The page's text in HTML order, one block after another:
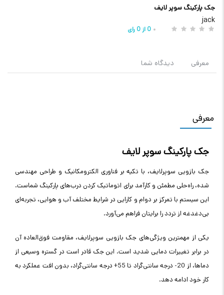
جک پارکینگ سوپر لایف
jack
0 از0 رای
معرفی دیدگاه شما
معرفی
جک پارکینگ سوپر لایف
جک بازویی سوپرلایف، با تکیه بر فناوری الکترومکانیک و طراحی مهندسی
شده، راه‌حلی مطمئن و کارآمد برای اتوماتیک کردن درب‌های پارکینگ شماست.
این سیستم با تمرکز بر دوام و کارایی در شرایط مختلف آب و هوایی، تجربه‌ای
بی‌دغدغه از تردد را برایتان فراهم می‌آورد.
یکی از مهمترین ویژگی‌های جک بازویی سوپرلایف، مقاومت فوق‌العاده آن
در برابر تغییرات دمایی شدید است. این جک قادر است در گستره وسیعی از
دماها، از 20- درجه سانتی‌گراد تا 55+ درجه سانتی‌گراد، بدون افت عملکرد به
کار خود ادامه دهد.